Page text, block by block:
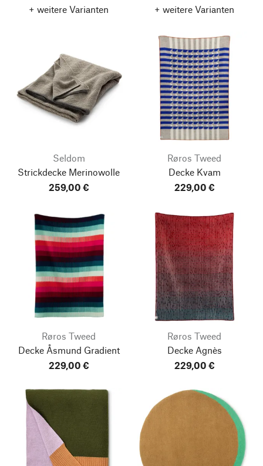
+ weitere Varianten
+ weitere Varianten
Seldom
Strickdecke Merinowolle
259,00 €
Røros Tweed
Decke Kvam
229,00 €
Røros Tweed
Decke Åsmund Gradient
229,00 €
Røros Tweed
Decke Agnès
229,00 €